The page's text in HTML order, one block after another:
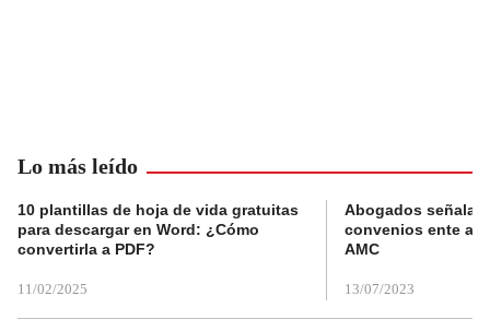
Lo más leído
10 plantillas de hoja de vida gratuitas
para descargar en Word: ¿Cómo
convertirla a PDF?
11/02/2025
Abogados
convenios ente
AMC
13/07/2023